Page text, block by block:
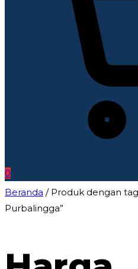
0
Beranda / Produk dengan
Purbalingga”